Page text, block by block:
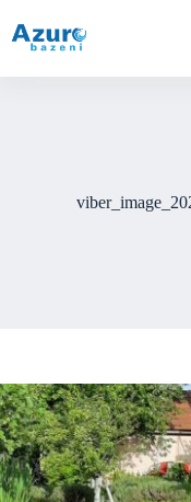
content